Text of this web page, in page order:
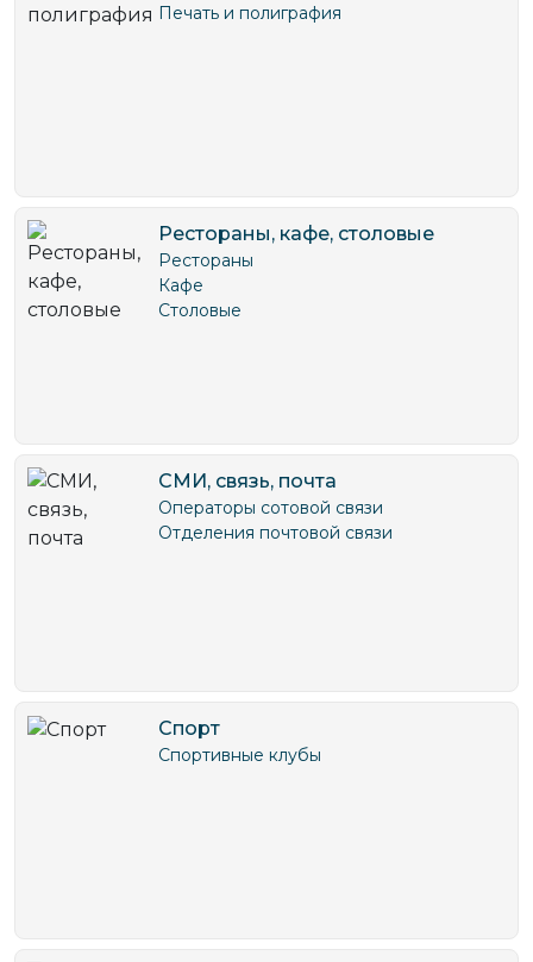
Печать и полиграфия
Рестораны, кафе, столовые
Рестораны
Кафе
Столовые
СМИ, связь, почта
Операторы сотовой связи
Отделения почтовой связи
Спорт
Спортивные клубы